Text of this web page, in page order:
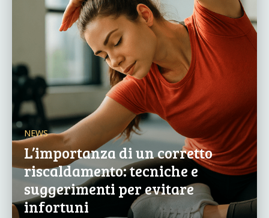
NEWS
L’importanza di un corretto
riscaldamento: tecniche e
suggerimenti per evitare
infortuni